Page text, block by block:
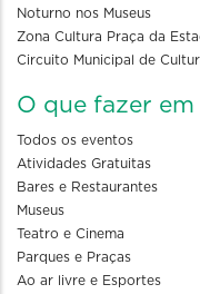
Noturno nos Museus
Zona Cultura Praça da
Circuito Municipal de
O que fazer em
Todos os eventos
Atividades Gratuitas
Bares e Restaurantes
Museus
Teatro e Cinema
Parques e Praças
Ao ar livre e Esportes